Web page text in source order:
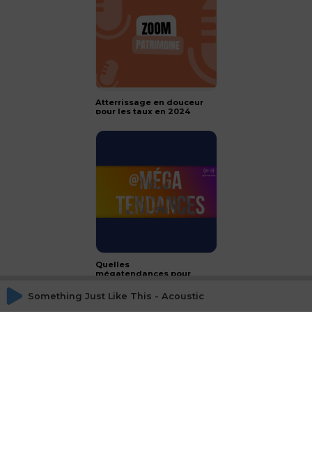
Atterrissage en douceur
pour les taux en 2024
Quelles
mégatendances pour
Something Just Like This - Acoustic